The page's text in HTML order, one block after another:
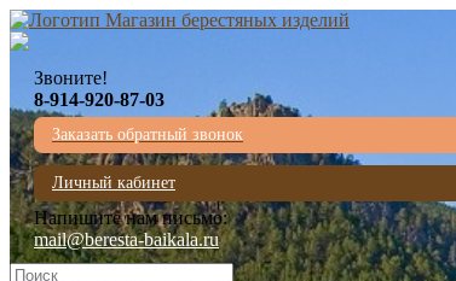
Звоните!
8-914-920-87-03
Заказать обратный звонок
Личный кабинет
Напишите нам письмо:
mail@beresta-baikala.ru